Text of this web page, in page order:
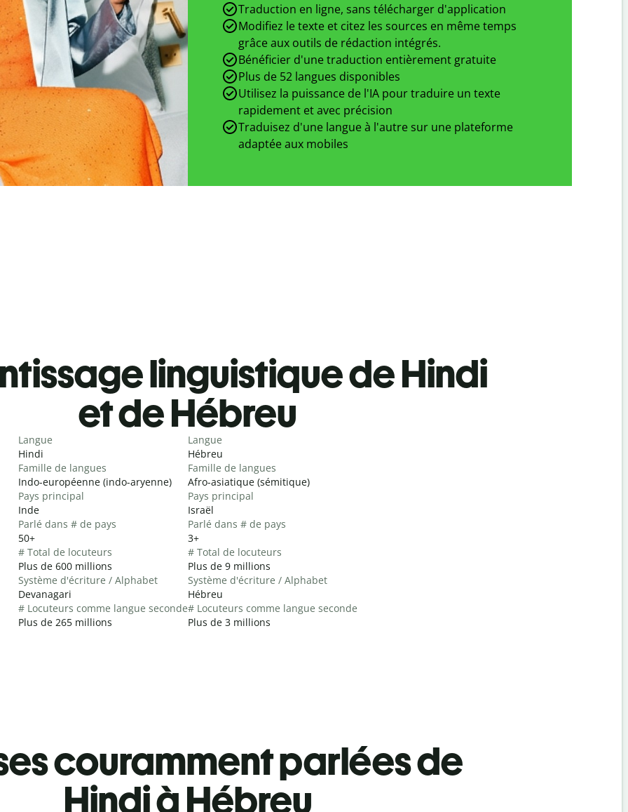
Traduction en ligne, sans télécharger d'application
Modifiez le texte et citez les sources en même temps
grâce aux outils de rédaction intégrés.
Bénéficier d'une traduction entièrement gratuite
Plus de 52 langues disponibles
Utilisez la puissance de l'IA pour traduire un texte
rapidement et avec précision
Traduisez d'une langue à l'autre sur une plateforme
adaptée aux mobiles
linguistique de Hindi
et de Hébreu
Langue
Hindi
Famille de langues
Indo-européenne (indo-aryenne)
Pays principal
Inde
Parlé dans # de pays
50+
# Total de locuteurs
Plus de 600 millions
Système d'écriture / Alphabet
Devanagari
# Locuteurs comme langue seconde
Plus de 265 millions
Langue
Hébreu
Famille de langues
Afro-asiatique (sémitique)
Pays principal
Israël
Parlé dans # de pays
3+
# Total de locuteurs
Plus de 9 millions
Système d'écriture / Alphabet
Hébreu
# Locuteurs comme langue seconde
Plus de 3 millions
couramment parlées de
Hindi à Hébreu